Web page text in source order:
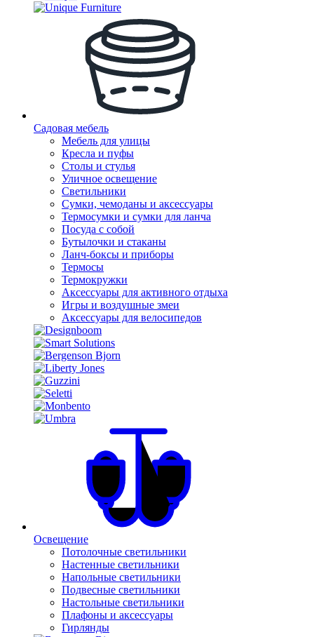
Садовая мебель
Мебель для улицы
Кресла и пуфы
Столы и стулья
Уличное освещение
Светильники
Сумки, чемоданы и аксессуары
Термосумки и сумки для ланча
Посуда с собой
Бутылочки и стаканы
Ланч-боксы и приборы
Термосы
Термокружки
Аксессуары для активного отдыха
Игры и воздушные змеи
Аксессуары для велосипедов
Освещение
Потолочные светильники
Настенные светильники
Напольные светильники
Подвесные светильники
Настольные светильники
Плафоны и аксессуары
Гирлянды